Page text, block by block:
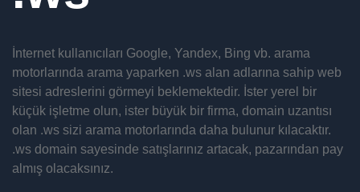
İnternet kullanıcıları Google, Yandex, Bing vb. arama
motorlarında arama yaparken .ws alan adlarına sahip web
sitesi adreslerini görmeyi beklemektedir. İster yerel bir
küçük işletme olun, ister büyük bir firma, domain uzantısı
olan .ws sizi arama motorlarında daha bulunur kılacaktır.
.ws domain sayesinde satışlarınız artacak, pazarından pay
almış olacaksınız.